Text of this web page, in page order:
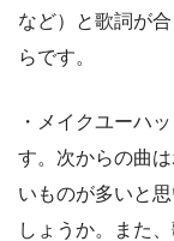
など）と歌詞が
らです。
・メイクユーハ
す。次からの曲
いものが多いと
しょうか。また